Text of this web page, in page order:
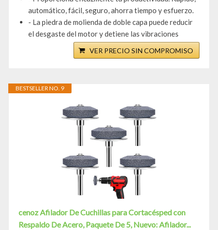
automático, fácil, seguro, ahorra tiempo y esfuerzo.
- La piedra de molienda de doble capa puede reducir
el desgaste del motor y detiene las vibraciones
VER PRECIO SIN COMPROMISO
BESTSELLER NO. 9
cenoz Afilador De Cuchillas para Cortacésped con
Respaldo De Acero, Paquete De 5, Nuevo: Afilador...